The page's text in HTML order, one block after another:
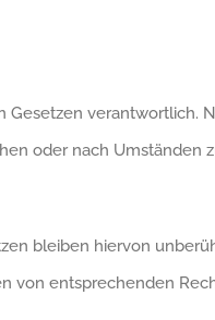
verantwortlich.
oder nach Umständen
bleiben hiervon
von entsprechenden